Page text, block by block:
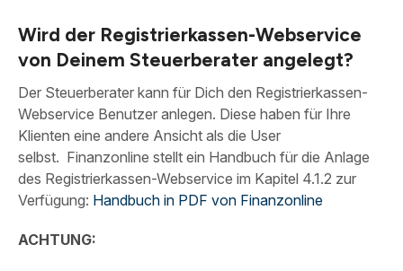
Wird der Registrierkassen-Webservice
von Deinem Steuerberater angelegt?
Der Steuerberater kann für Dich den Registrierkassen-
Webservice Benutzer anlegen. Diese haben für Ihre
Klienten eine andere Ansicht als die User
selbst. Finanzonline stellt ein Handbuch für die Anlage
des Registrierkassen-Webservice im Kapitel 4.1.2 zur
Verfügung: Handbuch in PDF von Finanzonline
ACHTUNG: